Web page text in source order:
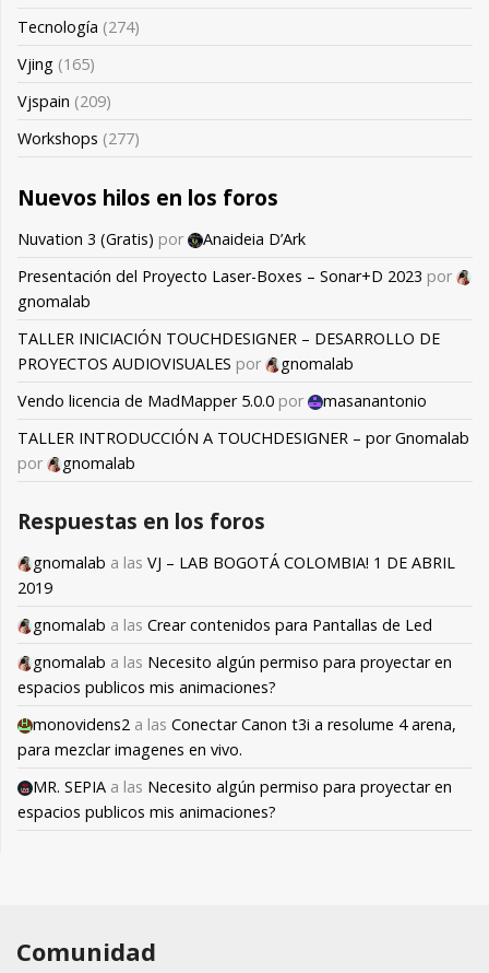
Tecnología (274)
Vjing (165)
Vjspain (209)
Workshops (277)
Nuevos hilos en los foros
Nuvation 3 (Gratis) por
Anaideia D’Ark
Presentación del Proyecto Laser-Boxes – Sonar+D 2023 por
gnomalab
TALLER INICIACIÓN TOUCHDESIGNER – DESARROLLO DE
PROYECTOS AUDIOVISUALES por
gnomalab
Vendo licencia de MadMapper 5.0.0 por
masanantonio
TALLER INTRODUCCIÓN A TOUCHDESIGNER – por Gnomalab
por
gnomalab
Respuestas en los foros
gnomalab a las VJ – LAB BOGOTÁ COLOMBIA! 1 DE ABRIL
2019
gnomalab a las Crear contenidos para Pantallas de Led
gnomalab a las Necesito algún permiso para proyectar en
espacios publicos mis animaciones?
monovidens2 a las Conectar Canon t3i a resolume 4 arena,
para mezclar imagenes en vivo.
MR. SEPIA a las Necesito algún permiso para proyectar en
espacios publicos mis animaciones?
Comunidad